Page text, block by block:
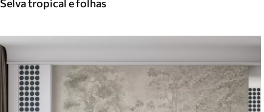
Selva tropical e folhas